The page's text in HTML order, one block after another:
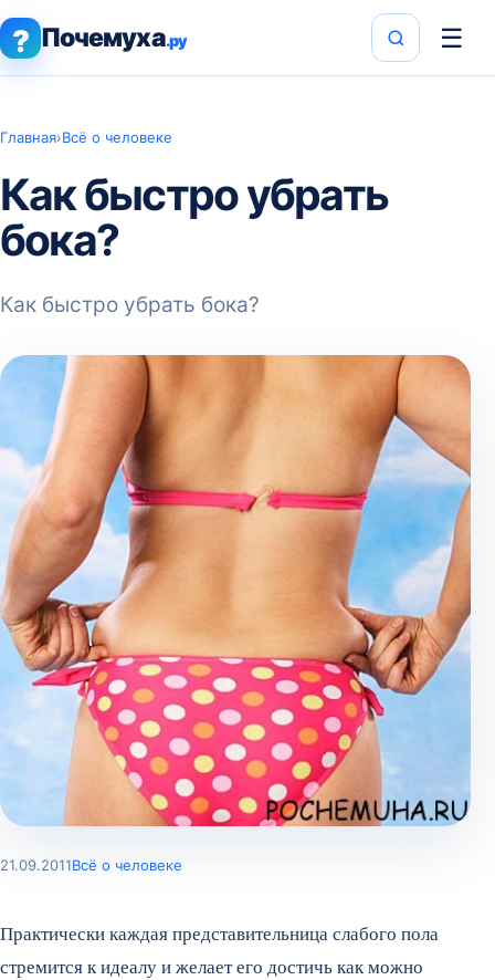
? Почемуха.ру ☰
Главная›Всё о человеке
Как быстро убрать
бока?
Как быстро убрать бока?
21.09.2011Всё о человеке
Практически каждая представительница слабого пола
стремится к идеалу и желает его достичь как можно